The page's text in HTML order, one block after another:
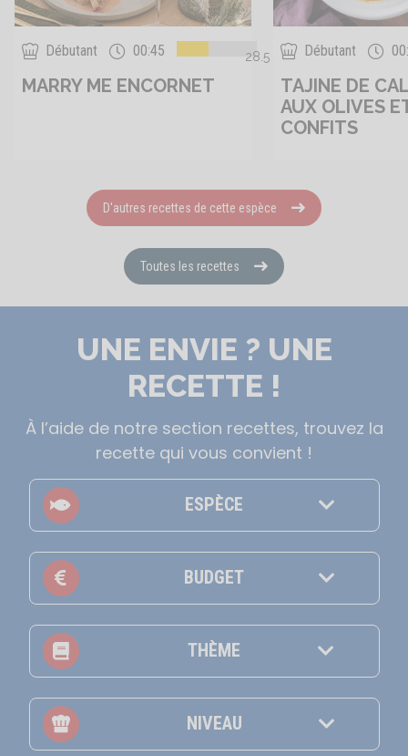
Débutant 00:45 28.5
MARRY ME ENCORNET
Débutant
TAJINE DE
AUX OLIVES
CONFITS
D'autres recettes de cette espèce
Toutes les recettes
UNE ENVIE ? UNE
RECETTE !
À l’aide de notre section recettes, trouvez la
recette qui vous convient !
ESPÈCE
BUDGET
THÈME
NIVEAU